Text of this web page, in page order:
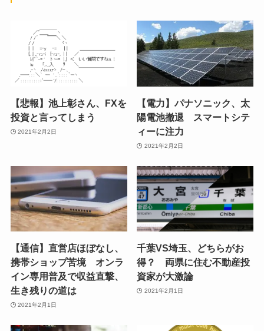
【悲報】池上彰さん、FXを
投資と言ってしまう
2021年2月2日
【電力】パナソニック、太
陽電池撤退 スマートシテ
ィーに注力
2021年2月2日
【通信】直営店ほぼなし、
携帯ショップ苦境 オンラ
イン専用普及で収益直撃、
生き残りの道は
2021年2月1日
千葉VS埼玉、どちらがお
得？ 両県に住む不動産投
資家が大激論
2021年2月1日